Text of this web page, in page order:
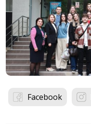
Facebook